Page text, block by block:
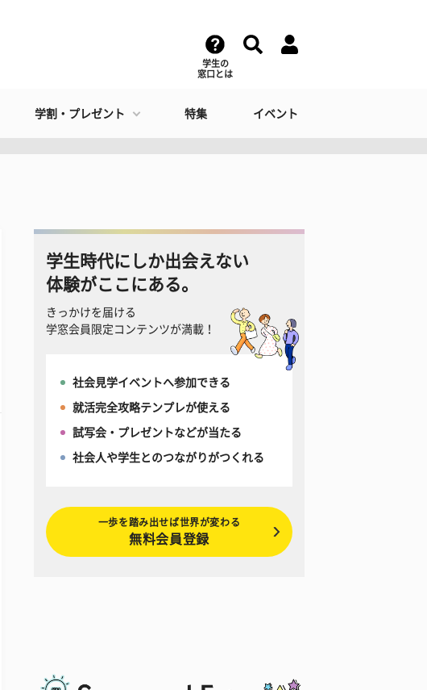
学生の
窓口とは
学割・プレゼント 特集 イベント
学生時代にしか出会えない
体験がここにある。
きっかけを届ける
学窓会員限定コンテンツが満載！
社会見学イベントへ参加できる
就活完全攻略テンプレが使える
試写会・プレゼントなどが当たる
社会人や学生とのつながりがつくれる
一歩を踏み出せば世界が変わる
無料会員登録